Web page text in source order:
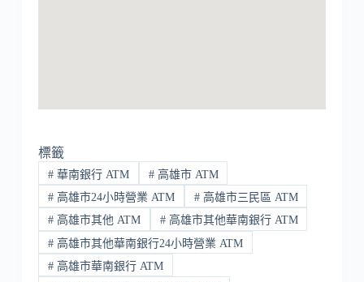
標籤
#華南銀行 ATM #高雄市 ATM
#高雄市24小時營業 ATM #高雄市三民區 ATM
#高雄市其他 ATM #高雄市其他華南銀行 ATM
#高雄市其他華南銀行24小時營業 ATM
#高雄市華南銀行 ATM